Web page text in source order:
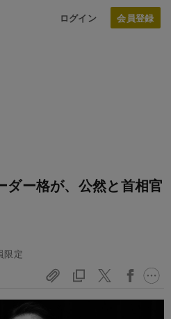
ログイン
ダー格が、公然と首相官
限定